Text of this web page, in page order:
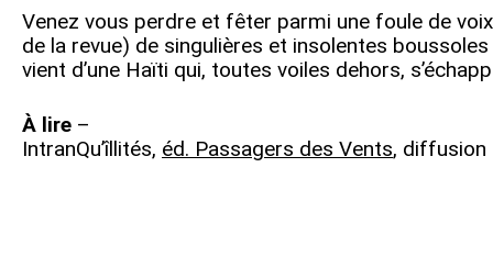
Venez vous perdre et fêter parmi une foule de
de la revue) de singulières et insolentes
vient d’une Haïti qui, toutes voiles dehors,
À lire –
IntranQu’îllités, éd. Passagers des Vents, diffusion